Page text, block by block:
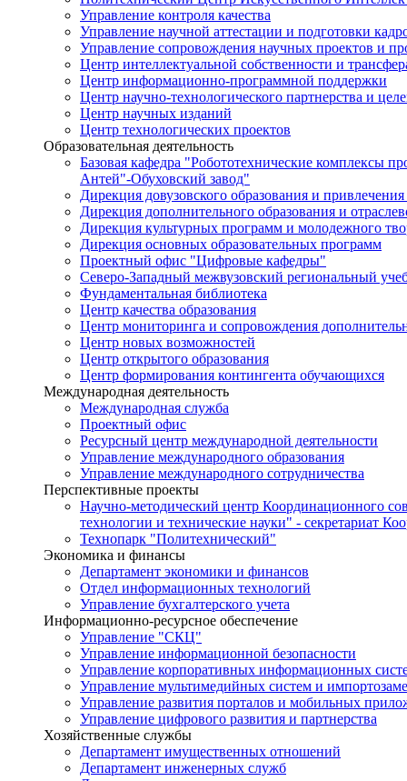
Управление контроля качества
Управление научной аттестации и подготовки
Управление сопровождения научных проектов и
Центр интеллектуальной собственности и
Центр информационно-программной поддержки
Центр научно-технологического партнерства и
Центр научных изданий
Центр технологических проектов
Образовательная деятельность
Базовая кафедра "Робототехнические комплексы
Антей"-Обуховский завод"
Дирекция довузовского образования и привлечения
Дирекция дополнительного образования и
Дирекция культурных программ и молодежного
Дирекция основных образовательных программ
Проектный офис "Цифровые кафедры"
Северо-Западный межвузовский региональный
Фундаментальная библиотека
Центр качества образования
Центр мониторинга и сопровождения
Центр новых возможностей
Центр открытого образования
Центр формирования контингента обучающихся
Международная деятельность
Международная служба
Проектный офис
Ресурсный центр международной деятельности
Управление международного образования
Управление международного сотрудничества
Перспективные проекты
Научно-методический центр Координационного
технологии и технические науки" - секретариат
Технопарк "Политехнический"
Экономика и финансы
Департамент экономики и финансов
Отдел информационных технологий
Управление бухгалтерского учета
Информационно-ресурсное обеспечение
Управление "СКЦ"
Управление информационной безопасности
Управление корпоративных информационных
Управление мультимедийных систем и
Управление развития порталов и мобильных
Управление цифрового развития и партнерства
Хозяйственные службы
Департамент имущественных отношений
Департамент инженерных служб